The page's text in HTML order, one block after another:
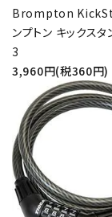
Brompton
ンプトン キックスタ
3
3,960円(税360円)